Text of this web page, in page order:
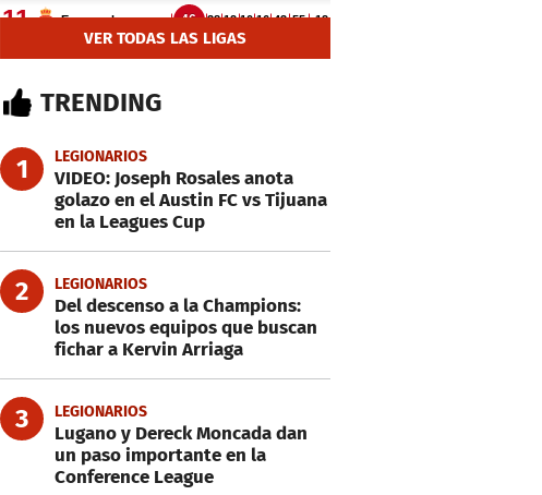
VER TODAS LAS LIGAS
TRENDING
1 LEGIONARIOS
VIDEO: Joseph Rosales anota
golazo en el Austin FC vs Tijuana
en la Leagues Cup
2 LEGIONARIOS
Del descenso a la Champions:
los nuevos equipos que buscan
fichar a Kervin Arriaga
3 LEGIONARIOS
Lugano y Dereck Moncada dan
un paso importante en la
Conference League